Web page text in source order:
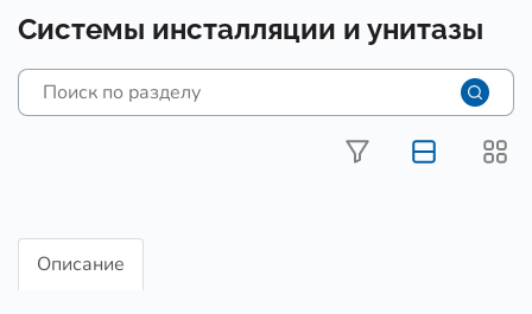
Системы инсталляции и унитазы
Описание